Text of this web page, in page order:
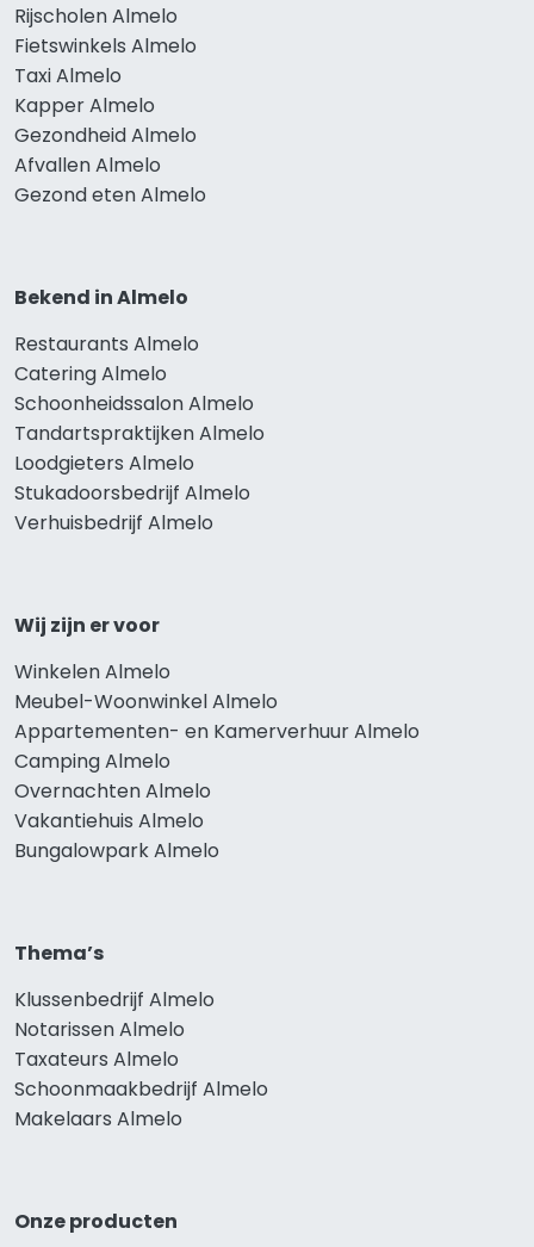
Rijscholen Almelo
Fietswinkels Almelo
Taxi Almelo
Kapper Almelo
Gezondheid Almelo
Afvallen Almelo
Gezond eten Almelo
Bekend in Almelo
Restaurants Almelo
Catering Almelo
Schoonheidssalon Almelo
Tandartspraktijken Almelo
Loodgieters Almelo
Stukadoorsbedrijf Almelo
Verhuisbedrijf Almelo
Wij zijn er voor
Winkelen Almelo
Meubel-Woonwinkel Almelo
Appartementen- en Kamerverhuur Almelo
Camping Almelo
Overnachten Almelo
Vakantiehuis Almelo
Bungalowpark Almelo
Thema’s
Klussenbedrijf Almelo
Notarissen Almelo
Taxateurs Almelo
Schoonmaakbedrijf Almelo
Makelaars Almelo
Onze producten